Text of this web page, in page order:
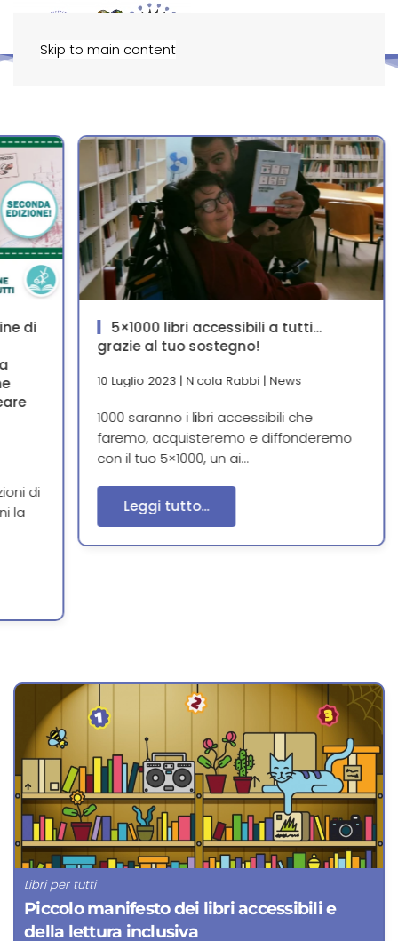
Skip to main content
di
di
la
5×1000 libri accessibili a tutti…
grazie al tuo sostegno!
10 Luglio 2023 | Nicola Rabbi | News
1000 saranno i libri accessibili che
faremo, acquisteremo e diffonderemo
con il tuo 5×1000, un ai…
Leggi tutto...
Libri per tutti
Piccolo manifesto dei libri accessibili e
della lettura inclusiva